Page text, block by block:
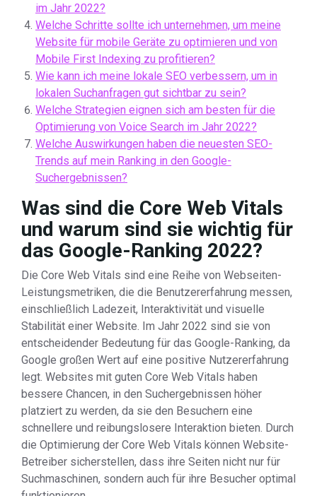
im Jahr 2022?
Welche Schritte sollte ich unternehmen, um meine
Website für mobile Geräte zu optimieren und von
Mobile First Indexing zu profitieren?
Wie kann ich meine lokale SEO verbessern, um in
lokalen Suchanfragen gut sichtbar zu sein?
Welche Strategien eignen sich am besten für die
Optimierung von Voice Search im Jahr 2022?
Welche Auswirkungen haben die neuesten SEO-
Trends auf mein Ranking in den Google-
Suchergebnissen?
Was sind die Core Web Vitals
und warum sind sie wichtig für
das Google-Ranking 2022?
Die Core Web Vitals sind eine Reihe von Webseiten-
Leistungsmetriken, die die Benutzererfahrung messen,
einschließlich Ladezeit, Interaktivität und visuelle
Stabilität einer Website. Im Jahr 2022 sind sie von
entscheidender Bedeutung für das Google-Ranking, da
Google großen Wert auf eine positive Nutzererfahrung
legt. Websites mit guten Core Web Vitals haben
bessere Chancen, in den Suchergebnissen höher
platziert zu werden, da sie den Besuchern eine
schnellere und reibungslosere Interaktion bieten. Durch
die Optimierung der Core Web Vitals können Website-
Betreiber sicherstellen, dass ihre Seiten nicht nur für
Suchmaschinen, sondern auch für ihre Besucher optimal